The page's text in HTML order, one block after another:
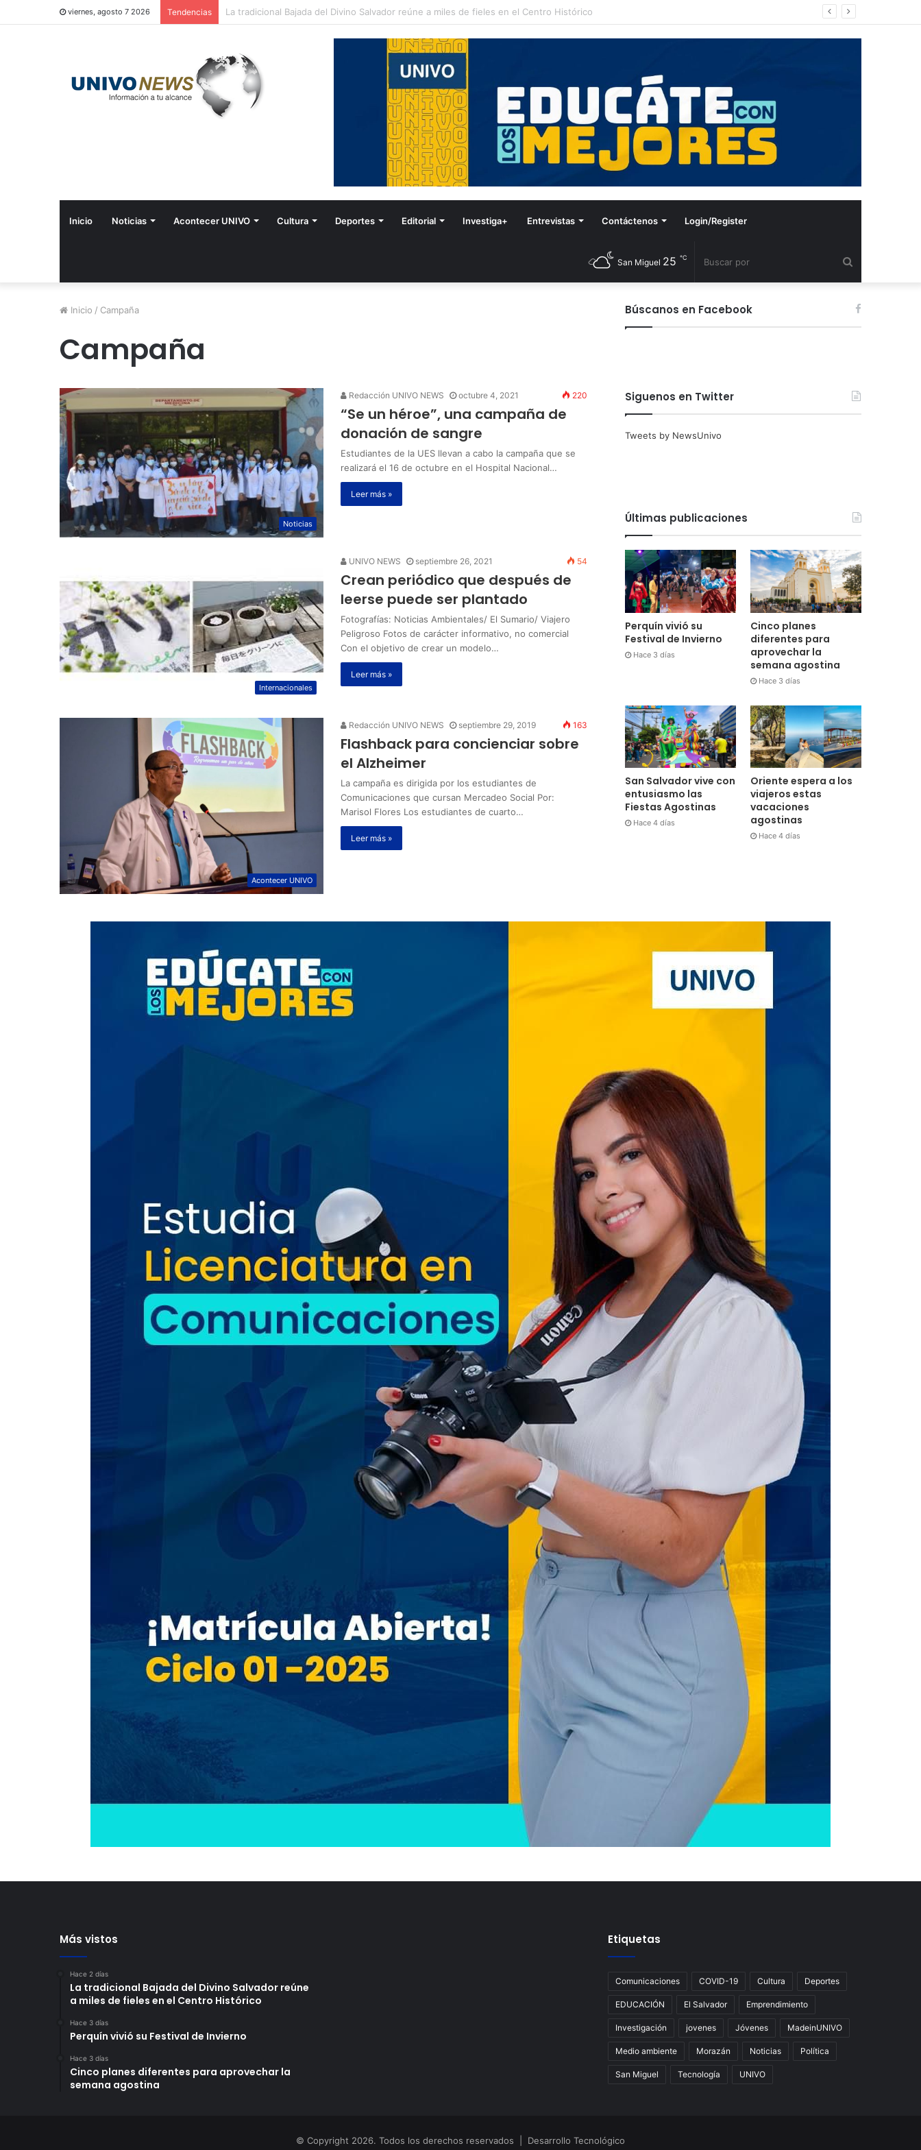
viernes, agosto 7 2026 Tendencias Perquín vivió su Festival de Invierno
Inicio Noticias Acontecer UNIVO Cultura Deportes Editorial Investiga+ Entrevistas Contáctenos Login/Register
por
San Miguel 25 ℃
Inicio / Campaña
Campaña
Noticias
Redacción UNIVO NEWS octubre 4, 2021 220
“Se un héroe”, una campaña de
donación de sangre
Estudiantes de la UES llevan a cabo la campaña que se
realizará el 16 de octubre en el Hospital Nacional…
Leer más »
Internacionales
UNIVO NEWS septiembre 26, 2021 54
Crean periódico que después de
leerse puede ser plantado
Fotografías: Noticias Ambientales/ El Sumario/ Viajero
Peligroso Fotos de carácter informativo, no comercial
Con el objetivo de crear un modelo…
Leer más »
Acontecer UNIVO
Redacción UNIVO NEWS septiembre 29, 2019 163
Flashback para concienciar sobre
el Alzheimer
La campaña es dirigida por los estudiantes de
Comunicaciones que cursan Mercadeo Social Por:
Marisol Flores Los estudiantes de cuarto…
Leer más »
Búscanos en Facebook
Siguenos en Twitter
Tweets by NewsUnivo
Últimas publicaciones
Perquín vivió su
Festival de Invierno
Hace 3 días
Cinco planes
diferentes para
aprovechar la
semana agostina
Hace 3 días
San Salvador vive con
entusiasmo las
Fiestas Agostinas
Hace 4 días
Oriente espera a los
viajeros estas
vacaciones
agostinas
Hace 4 días
Más vistos
Hace 2 días
La tradicional Bajada del Divino Salvador reúne
a miles de fieles en el Centro Histórico
Hace 3 días
Perquín vivió su Festival de Invierno
Hace 3 días
Cinco planes diferentes para aprovechar la
semana agostina
Etiquetas
Comunicaciones COVID-19 Cultura Deportes
EDUCACIÓN El Salvador Emprendimiento
Investigación jovenes Jóvenes MadeinUNIVO
Medio ambiente Morazán Noticias Política
San Miguel Tecnología UNIVO
© Copyright 2026. Todos los derechos reservados | Desarrollo Tecnológico